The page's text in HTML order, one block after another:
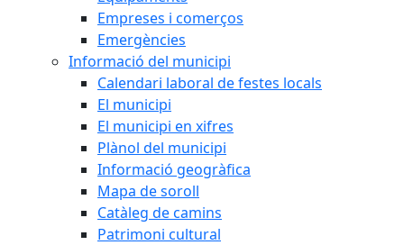
Empreses i comerços
Emergències
Informació del municipi
Calendari laboral de festes locals
El municipi
El municipi en xifres
Plànol del municipi
Informació geogràfica
Mapa de soroll
Catàleg de camins
Patrimoni cultural